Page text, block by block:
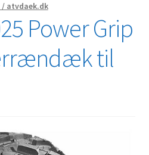
/ atvdaek.dk
Power Grip
til